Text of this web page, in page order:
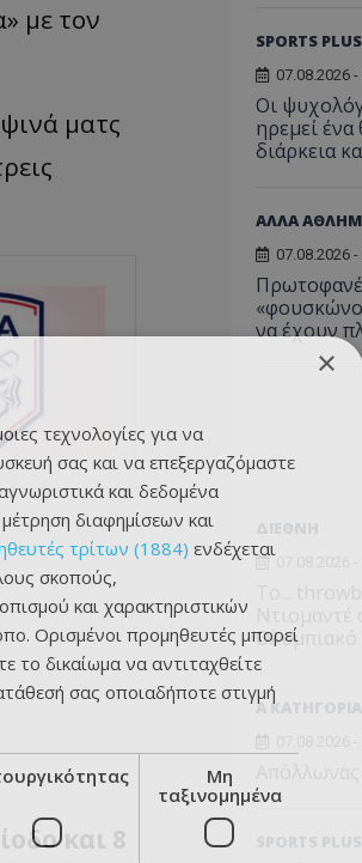
με τον
ματς
και 8
SPORTS PLUS
07.08.2026
Οι
ηρεμεί
διάρκεια
ΑΛΛΑ
07.08.2026
να έχουν
07.08.2026
Το...
Ολυμπιακό
Α ΚΑΤΗΓΟΡΙΑ
07.08.2026
×
τεχνολογίες για να
σας και να επεξεργαζόμαστε
και δεδομένα
διαφημίσεων και
τρίτων (1884) ενδέχεται
σκοπούς,
και χαρακτηριστικών
Ορισμένοι προμηθευτές μπορεί
το δικαίωμα να αντιταχθείτε
σας οποιαδήποτε στιγμή
Μη
ταξινομημένα